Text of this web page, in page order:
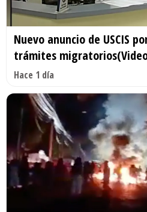
Nuevo anuncio de USCIS
trámites
Hace 1 día